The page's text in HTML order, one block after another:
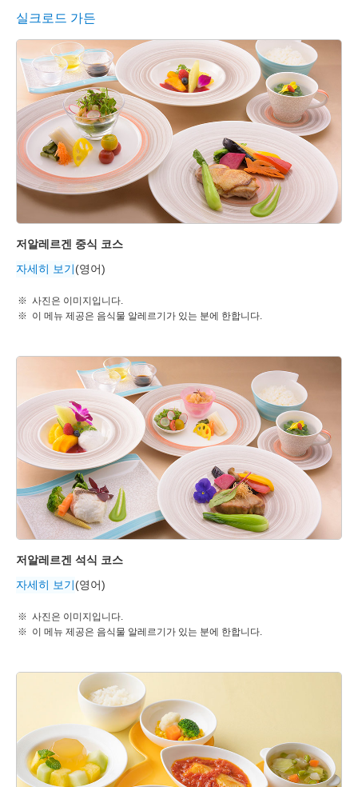
실크로드 가든
저알레르겐 중식 코스
자세히 보기(영어)
사진은 이미지입니다.
이 메뉴 제공은 음식물 알레르기가 있는 분에 한합니다.
저알레르겐 석식 코스
자세히 보기(영어)
사진은 이미지입니다.
이 메뉴 제공은 음식물 알레르기가 있는 분에 한합니다.